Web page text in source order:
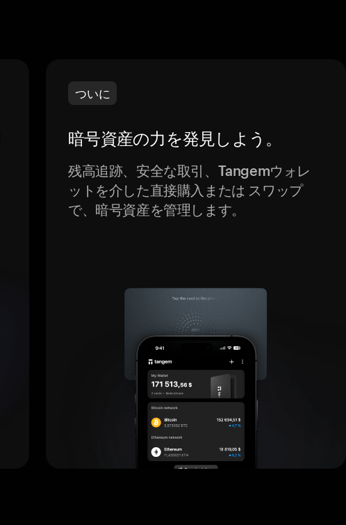
ついに
暗号資産の力を発見しよう。
残高追跡、安全な取引、Tangemウォレ
ットを介した直接購入または スワップ
で、暗号資産を管理します。